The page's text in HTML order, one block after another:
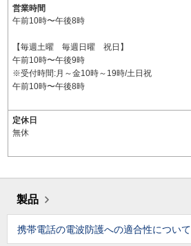
営業時間
午前10時〜午後8時
【毎週土曜 毎週日曜 祝日】
午前10時〜午後9時
※受付時間:月～金10時～19時/土日祝
午前10時〜午後8時
定休日
無休
製品
携帯電話の電波防護への適合性について